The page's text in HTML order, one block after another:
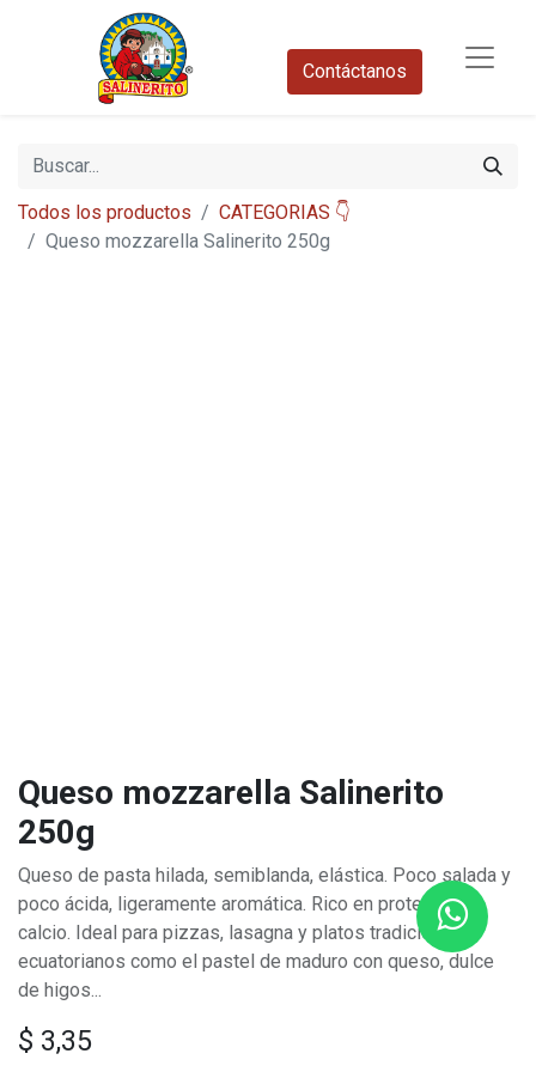
Contáctanos​
Todos los productos
CATEGORIAS 👇
Queso mozzarella Salinerito 250g
Queso mozzarella Salinerito
250g
Queso de pasta hilada, semiblanda, elástica. Poco salada y
poco ácida, ligeramente aromática. Rico en proteínas y
calcio. Ideal para pizzas, lasagna y platos tradicionales
ecuatorianos como el pastel de maduro con queso, dulce
de higos...
$ 3,35